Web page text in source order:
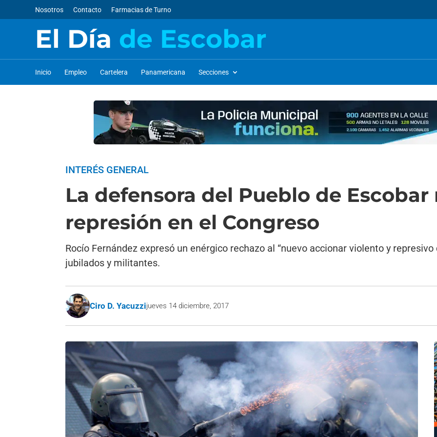
Nosotros Contacto Farmacias de Turno
El Día de Escobar
Inicio Empleo Cartelera Panamericana Secciones
INTERÉS GENERAL
La defensora del Pueblo de
represión en el Congreso
Rocío Fernández expresó un enérgico rechazo al “nuevo accionar violento y
jubilados y militantes.
Ciro D. Yacuzzijueves 14 diciembre, 2017